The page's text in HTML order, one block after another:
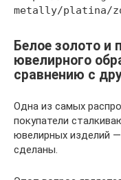
metally/platina/
Белое золото и
ювелирного
сравнению с
Одна из самых
покупатели
ювелирных изделий
сделаны.